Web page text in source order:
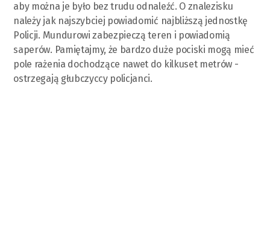
aby można je było bez trudu odnaleźć. O znalezisku
należy jak najszybciej powiadomić najbliższą jednostkę
Policji. Mundurowi zabezpieczą teren i powiadomią
saperów. Pamiętajmy, że bardzo duże pociski mogą mieć
pole rażenia dochodzące nawet do kilkuset metrów -
ostrzegają głubczyccy policjanci.